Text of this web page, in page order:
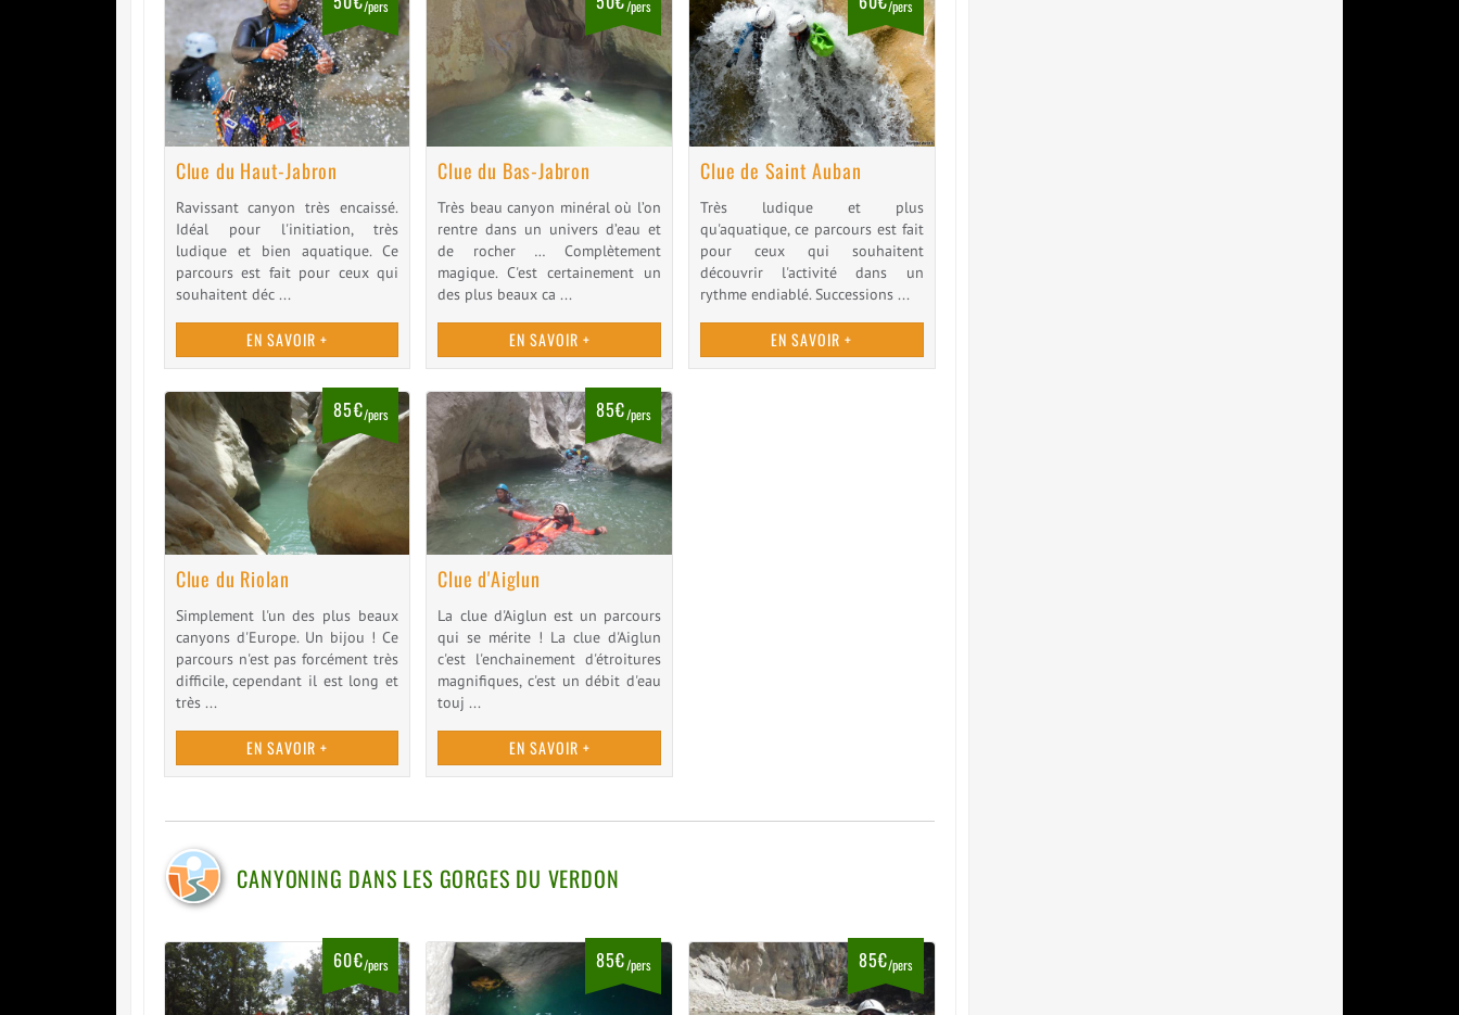
/pers
Clue du Haut-Jabron
Ravissant canyon très encaissé.
Idéal pour l'initiation, très
ludique et bien aquatique. Ce
parcours est fait pour ceux qui
souhaitent déc ...
EN SAVOIR +
/pers
Clue du Bas-Jabron
Très beau canyon minéral où l’on
rentre dans un univers d’eau et
de rocher … Complètement
magique. C'est certainement un
des plus beaux ca ...
EN SAVOIR +
/pers
Clue de Saint Auban
Très ludique et plus
qu'aquatique, ce parcours est fait
pour ceux qui souhaitent
découvrir l'activité dans un
rythme endiablé. Successions ...
EN SAVOIR +
85€/pers
Clue du Riolan
Simplement l'un des plus beaux
canyons d'Europe. Un bijou ! Ce
parcours n'est pas forcément très
difficile, cependant il est long et
très ...
EN SAVOIR +
85€/pers
Clue d'Aiglun
La clue d'Aiglun est un parcours
qui se mérite ! La clue d'Aiglun
c'est l'enchainement d'étroitures
magnifiques, c'est un débit d'eau
touj ...
EN SAVOIR +
CANYONING DANS LES GORGES DU VERDON
60€/pers 85€/pers 85€/pers